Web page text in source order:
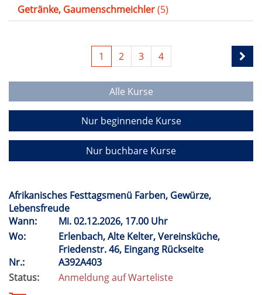
Getränke, Gaumenschmeichler(5)
1 2 3 4
Alle Kurse
Nur beginnende Kurse
Nur buchbare Kurse
Afrikanisches Festtagsmenü Farben, Gewürze,
Lebensfreude
Wann:
Mi.02.12.2026, 17.00 Uhr
Wo:
Erlenbach, Alte Kelter, Vereinsküche,
Friedenstr. 46, Eingang Rückseite
Nr.:
A392A403
Status:
Anmeldung auf Warteliste